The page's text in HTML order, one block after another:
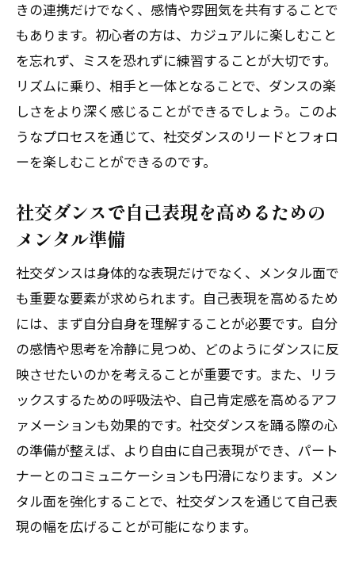
きの連携だけでなく、感情や雰囲気を共有することで
もあります。初心者の方は、カジュアルに楽しむこと
を忘れず、ミスを恐れずに練習することが大切です。
リズムに乗り、相手と一体となることで、ダンスの楽
しさをより深く感じることができるでしょう。このよ
うなプロセスを通じて、社交ダンスのリードとフォロ
ーを楽しむことができるのです。
社交ダンスで自己表現を高めるための
メンタル準備
社交ダンスは身体的な表現だけでなく、メンタル面で
も重要な要素が求められます。自己表現を高めるため
には、まず自分自身を理解することが必要です。自分
の感情や思考を冷静に見つめ、どのようにダンスに反
映させたいのかを考えることが重要です。また、リラ
ックスするための呼吸法や、自己肯定感を高めるアフ
ァメーションも効果的です。社交ダンスを踊る際の心
の準備が整えば、より自由に自己表現ができ、パート
ナーとのコミュニケーションも円滑になります。メン
タル面を強化することで、社交ダンスを通じて自己表
現の幅を広げることが可能になります。